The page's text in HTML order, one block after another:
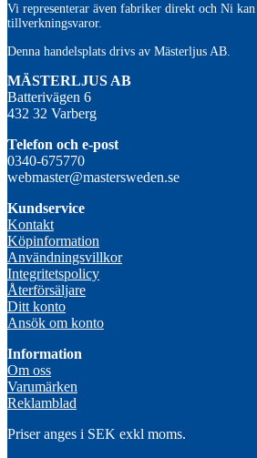
Vi representerar även fabriker direkt och Ni
tillverkningsvaror.
Denna handelsplats drivs av Mästerljus AB.
MÄSTERLJUS AB
Batterivägen 6
432 32 Varberg
Telefon och e-post
0340-675770
webmaster@mastersweden.se
Kundservice
Kontakt
Köpinformation
Användningsvillkor
Integritetspolicy
Återförsäljare
Ditt konto
Ansök om konto
Information
Om oss
Varumärken
Reklamblad
Priser anges i SEK exkl moms.